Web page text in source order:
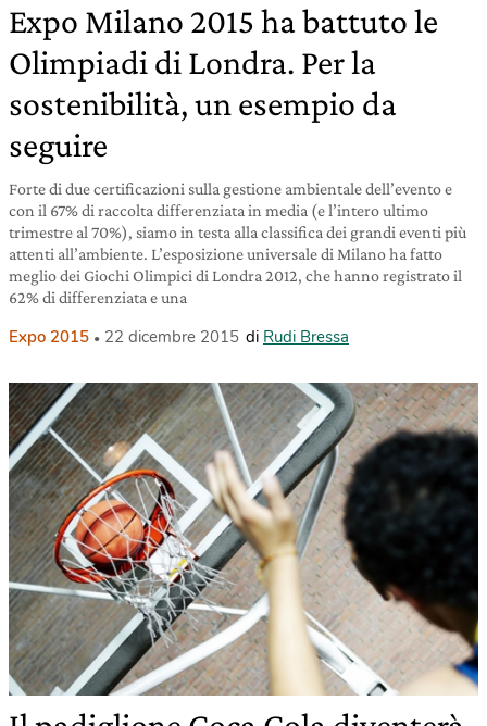
Expo Milano 2015 ha battuto le
Olimpiadi di Londra. Per la
sostenibilità, un esempio da
seguire
Forte di due certificazioni sulla gestione ambientale dell’evento e
con il 67% di raccolta differenziata in media (e l’intero ultimo
trimestre al 70%), siamo in testa alla classifica dei grandi eventi più
attenti all’ambiente. L’esposizione universale di Milano ha fatto
meglio dei Giochi Olimpici di Londra 2012, che hanno registrato il
62% di differenziata e una
Expo 2015 22 dicembre 2015 di Rudi Bressa